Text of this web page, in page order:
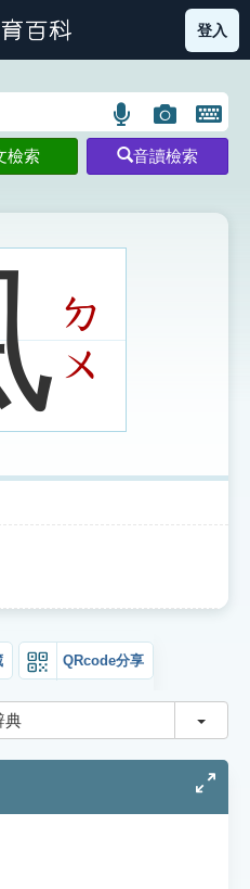
圖示 部首索引表圖示
登入
語
言
搜
示
圖
片
搜
開
鍵
圖
檢索 音讀檢索
ㄉ
ㄨ
QRcode分享
典 切換